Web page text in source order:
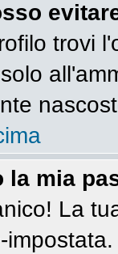
trovi
la mia
La